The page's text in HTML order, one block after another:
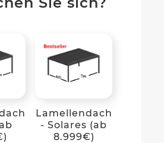
Lamellendach
- Solares (ab
8.999€)